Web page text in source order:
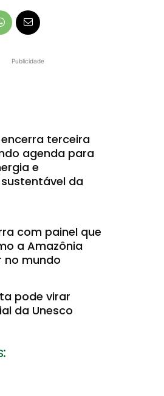
Publicidade
terceira
agenda para
e
da
com painel que
a Amazônia
no mundo
pode virar
da Unesco